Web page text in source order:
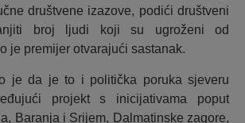
društvene izazove, podići društveni
broj ljudi koji su ugroženi od
je premijer otvarajući sastanak.
je da je to i politička poruka sjeveru
projekt s inicijativama poput
Baranja i Srijem, Dalmatinske zagore,